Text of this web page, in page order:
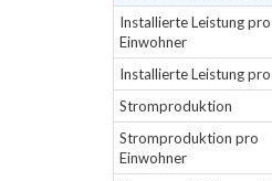
Installierte Leistung pro
Einwohner
Installierte Leistung
Stromproduktion
Stromproduktion pro
Einwohner